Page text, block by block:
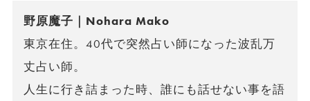
野原魔子｜Nohara Mako
東京在住。40代で突然占い師になった波乱万
丈占い師。
人生に行き詰まった時、誰にも話せない事を語